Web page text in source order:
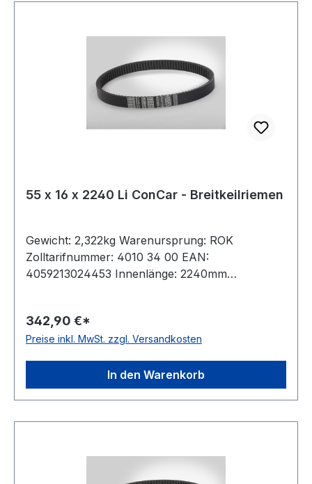
55 x 16 x 2240 Li ConCar - Breitkeilriemen
Gewicht: 2,322kg Warenursprung: ROK
Zolltarifnummer: 4010 34 00 EAN:
4059213024453 Innenlänge: 2240mm
antistatisch: ja Norm: DIN 7719 / ISO 1604 Breite:
55mm Höhe: 16mm Winkel: 28° Material:
342,90 €*
Preise inkl. MwSt. zzgl. Versandkosten
In den Warenkorb